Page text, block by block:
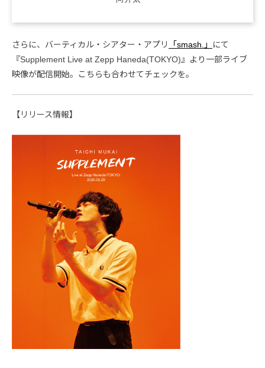
さらに、バーティカル・シアター・アプリ 「smash.」
にて
『Supplement Live at Zepp Haneda(TOKYO)』より一部ライブ
映像が配信開始。こちらも合わせてチェックを。
【リリース情報】